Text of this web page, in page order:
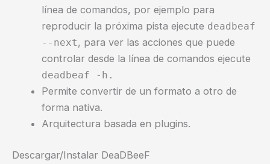
línea de comandos, por ejemplo para
reproducir la próxima pista ejecute deadbeaf
--next, para ver las acciones que puede
controlar desde la línea de comandos ejecute
deadbeaf -h.
Permite convertir de un formato a otro de
forma nativa.
Arquitectura basada en plugins.
Descargar/Instalar DeaDBeeF